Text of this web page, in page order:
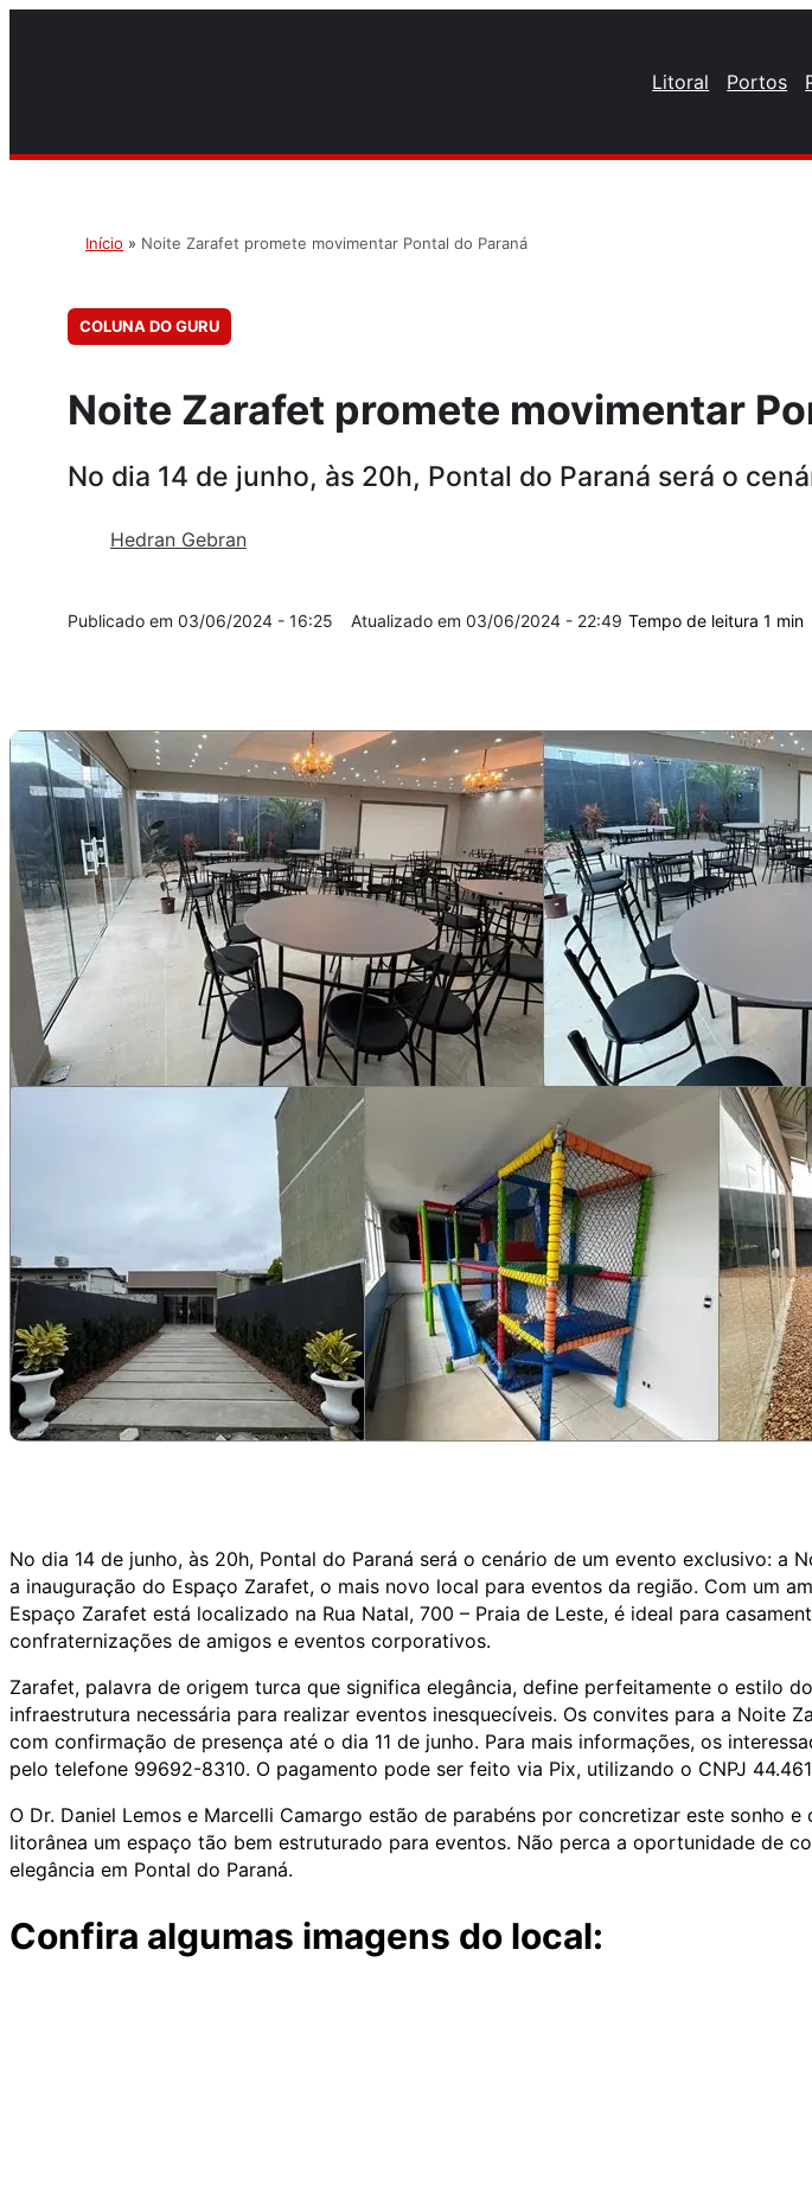
Litoral Portos
Início » Noite Zarafet promete movimentar Pontal do Paraná
COLUNA DO GURU
Noite Zarafet promete movimentar
No dia 14 de junho, às 20h, Pontal do Paraná será o
Hedran Gebran
03/06/2024 - 16:25 03/06/2024 - 22:49
No dia 14 de junho, às 20h, Pontal do Paraná será o cenário de um evento exclusivo: a
a inauguração do Espaço Zarafet, o mais novo local para eventos da região. Com um
Espaço Zarafet está localizado na Rua Natal, 700 – Praia de Leste, é ideal para
confraternizações de amigos e eventos corporativos.
Zarafet, palavra de origem turca que significa elegância, define perfeitamente o estilo
infraestrutura necessária para realizar eventos inesquecíveis. Os convites para a Noite
com confirmação de presença até o dia 11 de junho. Para mais informações, os
pelo telefone 99692-8310. O pagamento pode ser feito via Pix, utilizando o CNPJ
O Dr. Daniel Lemos e Marcelli Camargo estão de parabéns por concretizar este sonho
litorânea um espaço tão bem estruturado para eventos. Não perca a oportunidade de
elegância em Pontal do Paraná.
Confira algumas imagens do local: